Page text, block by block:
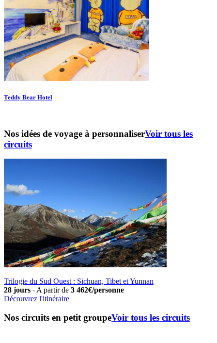
Teddy Bear Hotel
Nos idées de voyage à personnaliserVoir tous les
circuits
Trilogie du Sud Ouest : Sichuan, Tibet et Yunnan
28 jours -A partir de 3 462€/personne
Découvrez l'itinéraire
Nos circuits en petit groupeVoir tous les circuits